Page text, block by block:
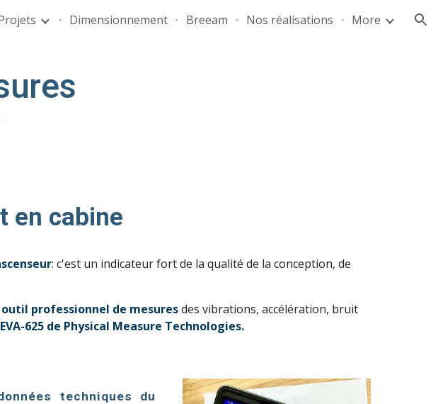
Skip to navigation
Dimensionnement Breeam Nos réalisations More
en cabine
: c'est un indicateur fort de la qualité de la conception, de
outil professionnel de mesuresdes vibrations, accélération, bruit
625 de Physical Measure Technologies.
techniques du